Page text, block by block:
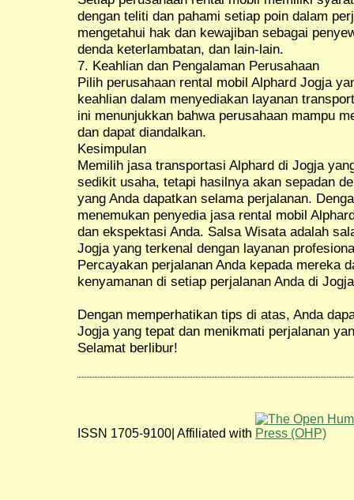
dengan teliti dan pahami setiap poin dalam
mengetahui hak dan kewajiban sebagai
denda keterlambatan, dan lain-lain.
7. Keahlian dan Pengalaman Perusahaan
Pilih perusahaan rental mobil Alphard Jogja
keahlian dalam menyediakan layanan
ini menunjukkan bahwa perusahaan mampu
dan dapat diandalkan.
Kesimpulan
Memilih jasa transportasi Alphard di Jogja
sedikit usaha, tetapi hasilnya akan sepadan
yang Anda dapatkan selama perjalanan.
menemukan penyedia jasa rental mobil
dan ekspektasi Anda. Salsa Wisata adalah
Jogja yang terkenal dengan layanan
Percayakan perjalanan Anda kepada mereka
kenyamanan di setiap perjalanan Anda di
Dengan memperhatikan tips di atas, Anda
Jogja yang tepat dan menikmati perjalanan
Selamat berlibur!
ISSN 1705-9100| Affiliated with